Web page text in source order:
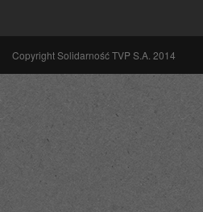
Copyright Solidarność TVP S.A. 2014